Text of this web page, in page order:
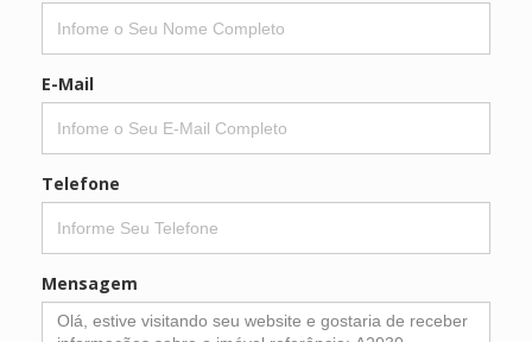
E-Mail
Telefone
Mensagem